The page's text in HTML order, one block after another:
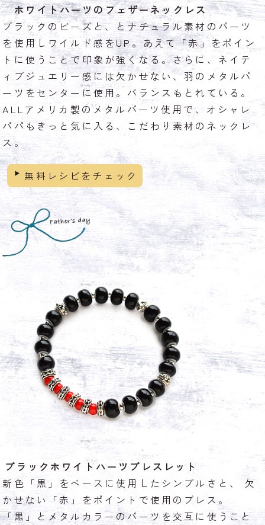
ホワイトハーツのフェザーネックレス
ブラックのビーズと、とナチュラル素材のパーツ
を使用しワイルド感をUP。あえて「赤」をポイン
トに使うことで印象が強くなる。さらに、ネイテ
ィブジュエリー感には欠かせない、羽のメタルパ
ーツをセンターに使用。バランスもとれている。
ALLアメリカ製のメタルパーツ使用で、オシャレ
パパもきっと気に入る、こだわり素材のネックレ
ス。
無料レシピをチェック
ブラックホワイトハーツブレスレット
新色「黒」をベースに使用したシンプルさと、 欠
かせない「赤」をポイントで使用のブレス。
「黒」とメタルカラーのパーツを交互に使うこと